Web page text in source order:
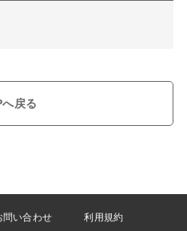
戻る
問い合わせ 利用規約